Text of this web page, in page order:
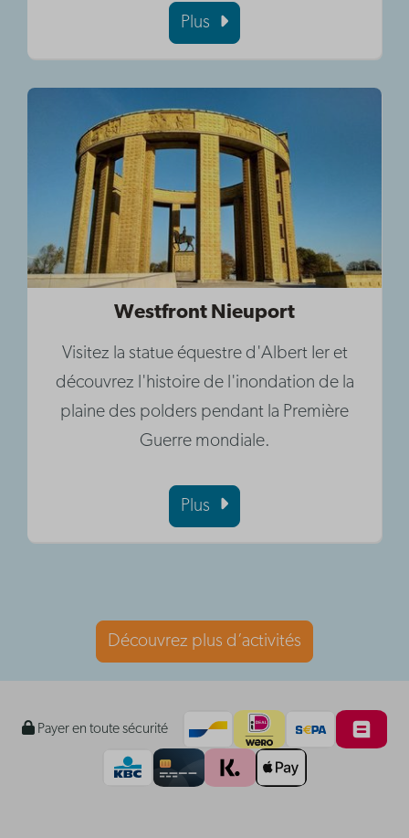
Plus
Westfront Nieuport
Visitez la statue équestre d'Albert Ier et
découvrez l'histoire de l'inondation de la
plaine des polders pendant la Première
Guerre mondiale.
Plus
Découvrez plus d’activités
Payer en toute sécurité